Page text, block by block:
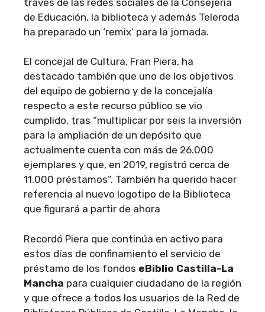
de Educación, la biblioteca y además Teleroda
ha preparado un ‘remix’ para la jornada.
El concejal de Cultura, Fran Piera, ha
destacado también que uno de los objetivos
del equipo de gobierno y de la concejalía
respecto a este recurso público se vio
cumplido, tras “multiplicar por seis la inversión
para la ampliación de un depósito que
actualmente cuenta con más de 26.000
ejemplares y que, en 2019, registró cerca de
11.000 préstamos”. También ha querido hacer
referencia al nuevo logotipo de la Biblioteca
que figurará a partir de ahora
Recordó Piera que continúa en activo para
estos días de confinamiento el servicio de
préstamo de los fondos eBiblio Castilla-La
Mancha para cualquier ciudadano de la región
y que ofrece a todos los usuarios de la Red de